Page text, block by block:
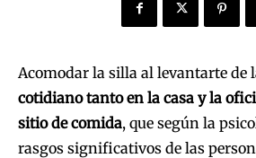
Acomodar la silla al levantarte de
cotidiano tanto en la casa y la
sitio de comida, que según la
rasgos significativos de las